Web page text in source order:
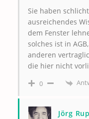
Sie haben
ausreichendes
dem Fenster
solches ist in
anderen
die hier nicht
0
Jörg